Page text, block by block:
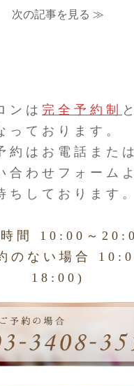
次の記事を見る ≫
ンは 完全予約制
と
っております。
約はお電話または
合わせフォーム
ちしております。
間 10:00～
のない場合
18:00)